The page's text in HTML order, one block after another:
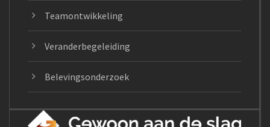
Teamontwikkeling
Veranderbegeleiding
Belevingsonderzoek